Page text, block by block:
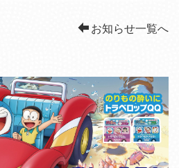
お知らせ一覧へ